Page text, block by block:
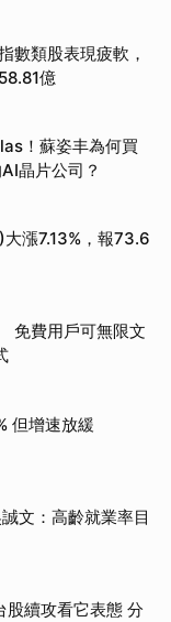
數類股表現疲軟，
億
！蘇姿丰為何買
晶片公司？
漲7.13%，報73.6
費用戶可無限文
但增速放緩
文：高齡就業率目
續攻看它表態 分